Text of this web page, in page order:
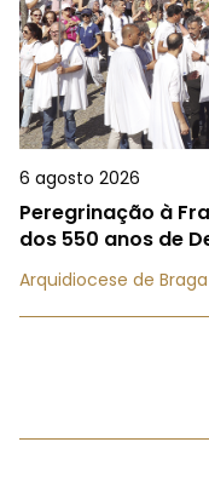
6 agosto 2026
Peregrinação à
dos 550 anos de
Arquidiocese de Braga